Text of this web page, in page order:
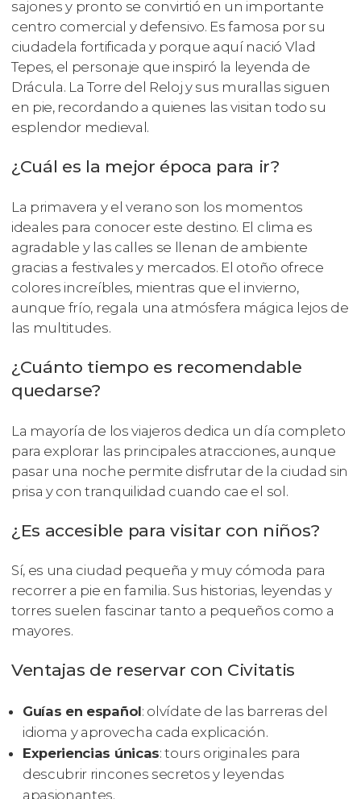
sajones y pronto se convirtió en un importante
centro comercial y defensivo. Es famosa por su
ciudadela fortificada y porque aquí nació Vlad
Tepes, el personaje que inspiró la leyenda de
Drácula. La Torre del Reloj y sus murallas siguen
en pie, recordando a quienes las visitan todo su
esplendor medieval.
¿Cuál es la mejor época para ir?
La primavera y el verano son los momentos
ideales para conocer este destino. El clima es
agradable y las calles se llenan de ambiente
gracias a festivales y mercados. El otoño ofrece
colores increíbles, mientras que el invierno,
aunque frío, regala una atmósfera mágica lejos de
las multitudes.
¿Cuánto tiempo es recomendable
quedarse?
La mayoría de los viajeros dedica un día completo
para explorar las principales atracciones, aunque
pasar una noche permite disfrutar de la ciudad sin
prisa y con tranquilidad cuando cae el sol.
¿Es accesible para visitar con niños?
Sí, es una ciudad pequeña y muy cómoda para
recorrer a pie en familia. Sus historias, leyendas y
torres suelen fascinar tanto a pequeños como a
mayores.
Ventajas de reservar con Civitatis
Guías en español: olvídate de las barreras del
idioma y aprovecha cada explicación.
Experiencias únicas: tours originales para
descubrir rincones secretos y leyendas
apasionantes.